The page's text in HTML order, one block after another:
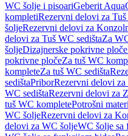
WC šolje i pisoariGeberit
kompletiRezervni delovi za
šoljeRezervni delovi za
delovi za Tuš WC sedištaZa
šoljeDizajnerske pokrivne ploče
pokrivne pločeZa tuš WC
kompleteZa tuš WC sedišta
sedištaPriborRezervni delovi za
WC sedištaRezervni delovi za
tuš WC kompletePotrošni
WC šoljeRezervni delovi za
delovi za WC šoljeWC šolje sa